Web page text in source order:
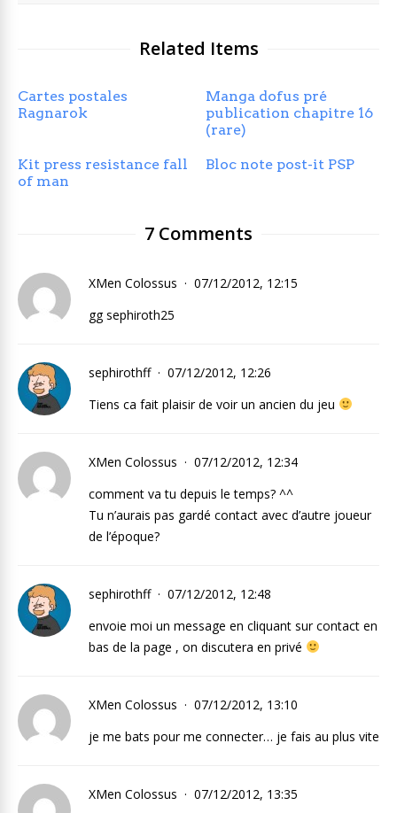
Related Items
Cartes postales
Ragnarok
Manga dofus pré
publication chapitre 16
(rare)
Kit press resistance fall
of man
Bloc note post-it PSP
7 Comments
XMen Colossus
07/12/2012, 12:15
gg sephiroth25
sephirothff
07/12/2012, 12:26
Tiens ca fait plaisir de voir un ancien du jeu
XMen Colossus
07/12/2012, 12:34
comment va tu depuis le temps? ^^
Tu n’aurais pas gardé contact avec d’autre joueur
de l’époque?
sephirothff
07/12/2012, 12:48
envoie moi un message en cliquant sur contact en
bas de la page , on discutera en privé
XMen Colossus
07/12/2012, 13:10
je me bats pour me connecter… je fais au plus vite
XMen Colossus
07/12/2012, 13:35